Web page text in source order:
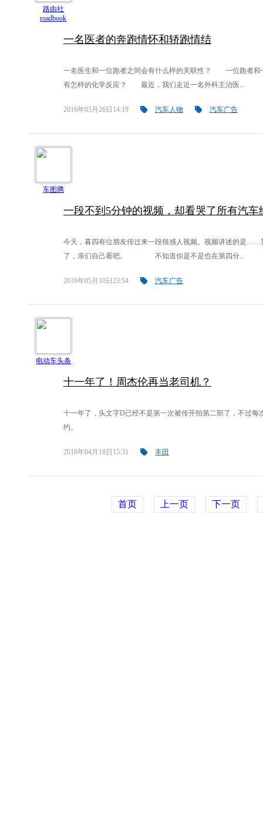
路由社
roadbook
一名医者的奔跑情怀和轿跑情结
一名医生和一位跑者之间会有什么样的关联性？ 一位跑者和
有怎样的化学反应？ 最近，我们走近一名外科主治医...
2016年05月26日14:19 汽车人物 汽车广告
车图腾
一段不到5分钟的视频，却看哭了所有汽车
今天，暮四有位朋友传过来一段很感人视频。视频讲述的是……
了，亲们自己看吧。 不知道你是不是也在第四分...
2016年05月10日23:54 汽车广告
电动车头条
十一年了！周杰伦再当老司机？
十一年了，头文字D已经不是第一次被传开拍第二部了，不过每
约。
2016年04月18日15:31 丰田
首页 上一页 下一页